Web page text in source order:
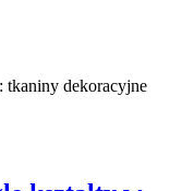
tkaniny dekoracyjne